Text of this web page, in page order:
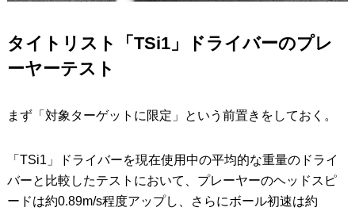
タイトリスト「TSi1」ドライバーのプレ
ーヤーテスト
まず「対象ターゲットに限定」という前置きをしておく。
「TSi1」ドライバーを現在使用中の平均的な重量のドライ
バーと比較したテストにおいて、プレーヤーのヘッドスピ
ードは約0.89m/s程度アップし、さらにボール初速は約